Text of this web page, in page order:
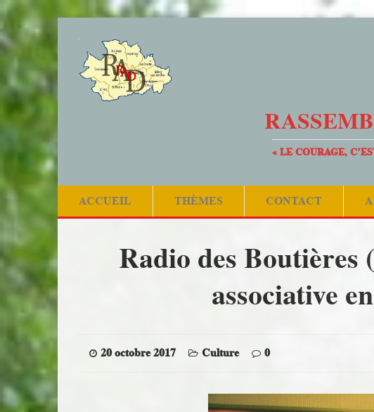
« LE COURAGE,
ACCUEIL THÈMES CONTACT
Radio des Boutières
associative
20 octobre 2017 Culture 0